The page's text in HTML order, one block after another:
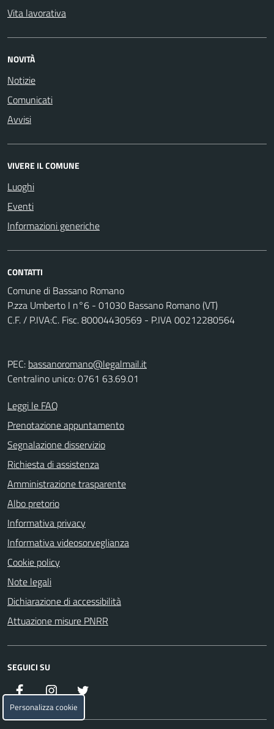
Vita lavorativa
NOVITÀ
Notizie
Comunicati
Avvisi
VIVERE IL COMUNE
Luoghi
Eventi
Informazioni generiche
CONTATTI
Comune di Bassano Romano
P.zza Umberto I n°6 - 01030 Bassano Romano (VT)
C.F. / P.IVA:C. Fisc. 80004430569 - P.IVA 00212280564
PEC: bassanoromano@legalmail.it
Centralino unico: 0761 63.69.01
Leggi le FAQ
Prenotazione appuntamento
Segnalazione disservizio
Richiesta di assistenza
Amministrazione trasparente
Albo pretorio
Informativa privacy
Informativa videosorveglianza
Cookie policy
Note legali
Dichiarazione di accessibilità
Attuazione misure PNRR
SEGUICI SU
Facebook Instagram
Personalizza cookie